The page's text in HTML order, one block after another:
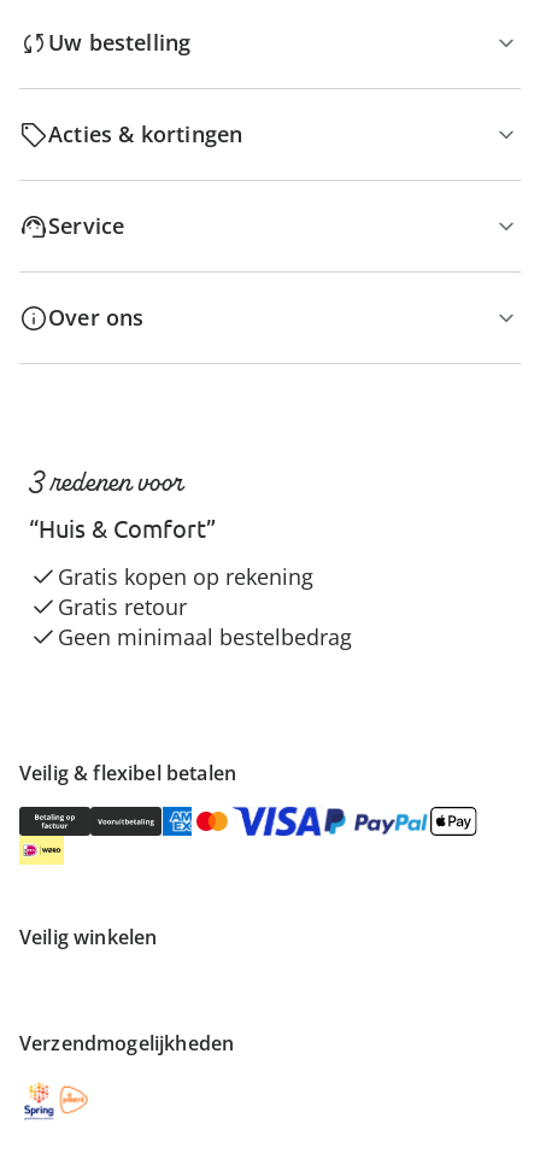
Uw bestelling
Acties & kortingen
Service
Over ons
Veilig & flexibel betalen
Veilig winkelen
Verzendmogelijkheden
3 redenen voor
“Huis & Comfort”
Gratis kopen op rekening
Gratis retour
Geen minimaal bestelbedrag